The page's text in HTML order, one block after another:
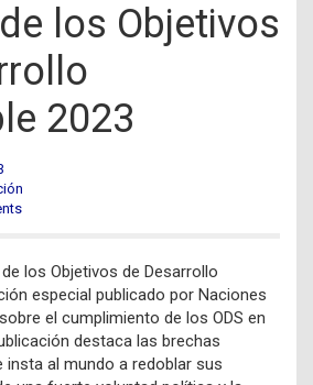
los Objetivos
2023
los Objetivos de Desarrollo
especial publicado por Naciones
el cumplimiento de los ODS en
destaca las brechas
insta al mundo a redoblar sus